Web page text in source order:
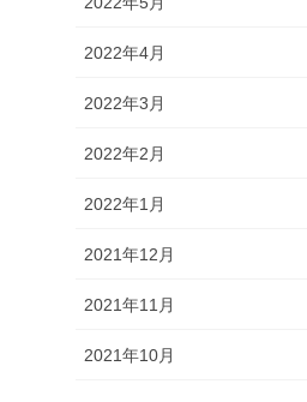
2022年4月
2022年3月
2022年2月
2022年1月
2021年12月
2021年11月
2021年10月